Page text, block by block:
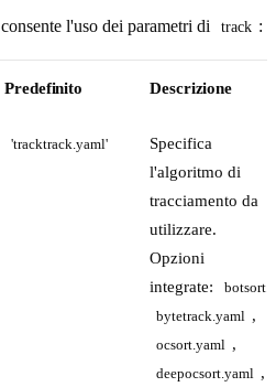
consente l'uso dei parametri di track :
Predefinito Descrizione
'tracktrack.yaml'
Specifica
l'algoritmo di
tracciamento da
utilizzare.
Opzioni
integrate:
bytetrack.yaml ,
ocsort.yaml ,
deepocsort.yaml ,